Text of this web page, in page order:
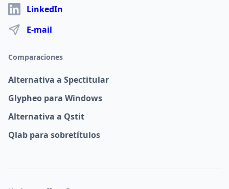
LinkedIn
E-mail
Comparaciones
Alternativa a Spectitular
Glypheo para Windows
Alternativa a Qstit
Qlab para sobretítulos